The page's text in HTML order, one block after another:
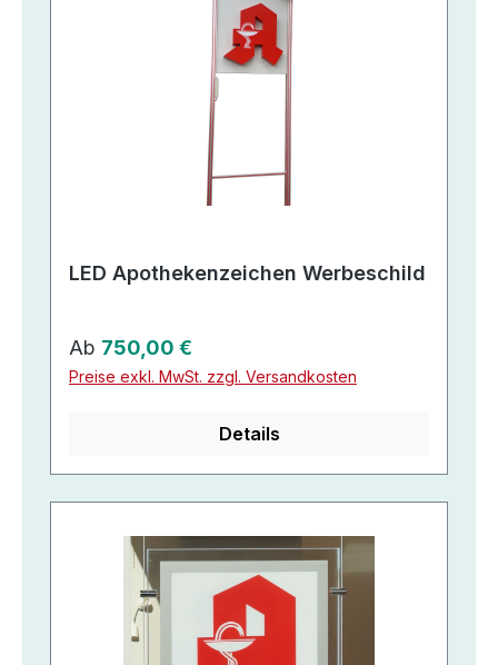
LED Apothekenzeichen Werbeschild
Regulärer Preis:
Ab 750,00 €
Preise exkl. MwSt. zzgl. Versandkosten
Details